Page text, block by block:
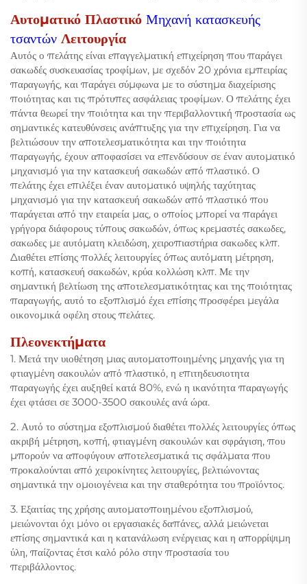
Αυτοματικό Πλαστικό Μηχανή κατασκευής
τσαντών Λειτουργία
Αυτός ο πελάτης είναι επαγγελματική επιχείρηση που παράγει
σακωδές συσκευασίας τροφίμων, με σχεδόν 20 χρόνια εμπειρίας
παραγωγής, και παράγει σύμφωνα με το σύστημα διαχείρισης
ποιότητας και τις πρότυπες ασφάλειας τροφίμων. Ο πελάτης έχει
πάντα θεωρεί την ποιότητα και την περιβαλλοντική προστασία ως
σημαντικές κατευθύνσεις ανάπτυξης για την επιχείρηση. Για να
βελτιώσουν την αποτελεσματικότητα και την ποιότητα
παραγωγής, έχουν αποφασίσει να επενδύσουν σε έναν αυτοματικό
μηχανισμό για την κατασκευή σακωδών από πλαστικό. Ο
πελάτης έχει επιλέξει έναν αυτοματικό υψηλής ταχύτητας
μηχανισμό για την κατασκευή σακωδών από πλαστικό που
παράγεται από την εταιρεία μας, ο οποίος μπορεί να παράγει
γρήγορα διάφορους τύπους σακωδών, όπως κρεμαστές σακωδες,
σακωδες με αυτόματη κλειδώση, χειροπιαστήρια σακωδες κλπ.
Διαθέτει επίσης πολλές λειτουργίες όπως αυτόματη μέτρηση,
κοπή, κατασκευή σακωδών, κρύα κολλώση κλπ. Με την
σημαντική βελτίωση της αποτελεσματικότητας και της ποιότητας
παραγωγής, αυτό το εξοπλισμό έχει επίσης προσφέρει μεγάλα
οικονομικά οφέλη στους πελάτες.
Πλεονεκτήματα
1. Μετά την υιοθέτηση μιας αυτοματοποιημένης μηχανής για τη
φτιαγμένη σακουλών από πλαστικό, η επιτηδευσιοτητα
παραγωγής έχει αυξηθεί κατά 80%, ενώ η ικανότητα παραγωγής
έχει φτάσει σε 3000-3500 σακουλές ανά ώρα.
2. Αυτό το σύστημα εξοπλισμού διαθέτει πολλές λειτουργίες όπως
ακριβή μέτρηση, κοπή, φτιαγμένη σακουλών και σφράγιση, που
μπορούν να αποφύγουν αποτελεσματικά τις σφάλματα που
προκαλούνται από χειροκίνητες λειτουργίες, βελτιώνοντας
σημαντικά την ομοιογένεια και την σταθερότητα του προϊόντος.
3. Εξαιτίας της χρήσης αυτοματοποιημένου εξοπλισμού,
μειώνονται όχι μόνο οι εργασιακές δαπάνες, αλλά μειώνεται
επίσης σημαντικά και η κατανάλωση ενέργειας και η απορρίψιμη
ύλη, παίζοντας έτσι καλό ρόλο στην προστασία του
περιβάλλοντος.